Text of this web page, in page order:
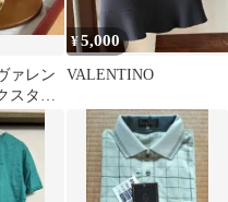
ァレン
タッ
¥5,000
VALENTINO